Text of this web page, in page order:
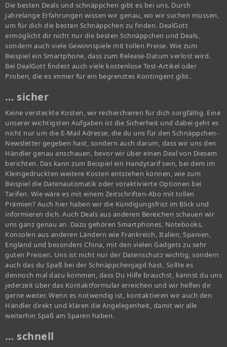
Die besten Deals und schnäppchen gibt es bei uns. Durch
Jahrelange Erfahrungen wissen wir genau, wo wir suchen müssen,
um für dich die besten Schnäppchen zu finden. DealGott
ermöglicht dir nicht nur die besten Schnäppchen und Deals,
sondern auch viele Gewinnspiele mit tollen Preise. Wie zum
Beispiel ein Smartphone, dass zum Release-Datum verlost wird.
Bei DealGott findest auch viele kostenlose Test-Artikel oder
Proben, die es immer für ein begrenztes Kontingent gibt.
… sicher
Keine versteckte Kosten, wir recherchieren für dich sorgfältig. Eine
unserer wichtigsten Aufgaben ist die Sicherheit und dabei geht es
nicht nur um die E-Mail Adresse, die du uns für den Schnäppchen-
Newsletter gegeben hast, sondern auch darum, dass wir uns den
Händler genau anschauen, bevor wir über einen Deal von Diesem
berichten. Das kann zum Beispiel ein Handytarif sein, bei dem im
Kleingedruckten weitere Kosten entstehen können, wie zum
Beispiel die Datenautomatik oder voraktivierte Optionen bei
Tarifen. Wie wäre es mit einem Zeitschriften-Abo mit tollen
Prämien? Auch hier haben wir die Kündigungsfrist im Blick und
informieren dich. Auch Deals aus anderen Bereichen schauen wir
uns ganz genau an. Dazu gehören Smartphones, Notebooks,
Konsolen aus anderen Ländern wie Frankreich, Italien, Spanien,
England und besonders China, mit den vielen Gadgets zu sehr
guten Preisen. Uns ist nicht nur der Datenschutz wichtig, sondern
auch das du Spaß bei der Schnäppchenjagd hast. Sollte es
dennoch mal dazu kommen, dass Du Hilfe brauchst, kannst du uns
jederzeit über das Kontaktformular erreichen und wir helfen dir
gerne weiter. Wenn es notwendig ist, kontaktieren wir auch den
Händler direkt und klären die Angelegenheit, damit wir alle
weiterhin Spaß am Sparen haben.
… schnell